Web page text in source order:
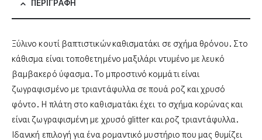
ΠΕΡΙΓΡΑΦΉ
Ξύλινο κουτί βαπτιστικών καθισματάκι σε σχήμα θρόνου. Στο
κάθισμα είναι τοποθετημένο μαξιλάρι ντυμένο με λευκό
βαμβακερό ύφασμα. Το μπροστινό κομμάτι είναι
ζωγραφισμένο με τριαντάφυλλα σε πουά ροζ και χρυσό
φόντο. Η πλάτη στο καθισματάκι έχει το σχήμα κορώνας και
είναι ζωγραφισμένη με χρυσό glitter και ροζ τριαντάφυλλα.
Ιδανική επιλογή για ένα ρομαντικό μυστήριο που μας θυμίζει